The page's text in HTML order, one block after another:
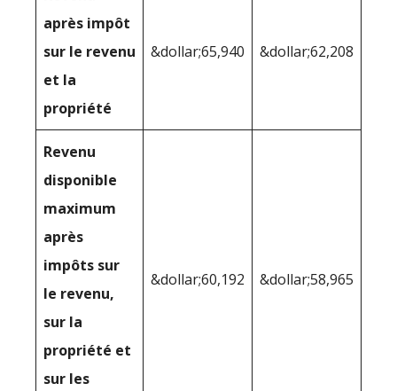
après impôt
sur le revenu
et la
propriété
&dollar;65,940 &dollar;62,208
Revenu
disponible
maximum
après
impôts sur
le revenu,
sur la
propriété et
sur les
&dollar;60,192 &dollar;58,965